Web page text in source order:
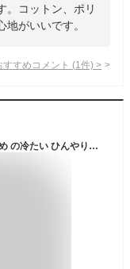
。コットン、ポリ
がいいです。
すすめコメント (1 件) >
【マラソン★SALE】超冷感タオル 3枚 おすすめ の冷たい ひんやりタオル クールタオル 冷感マスク 作れる 熱中症対策 グッズ 冷却 タオルUVカット 日焼け防止 マフラータオル クールネッククーラー 冷えるタオル 大人 キッズ ランニング オススメ【meru2】